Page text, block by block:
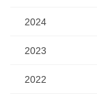
2024
2023
2022